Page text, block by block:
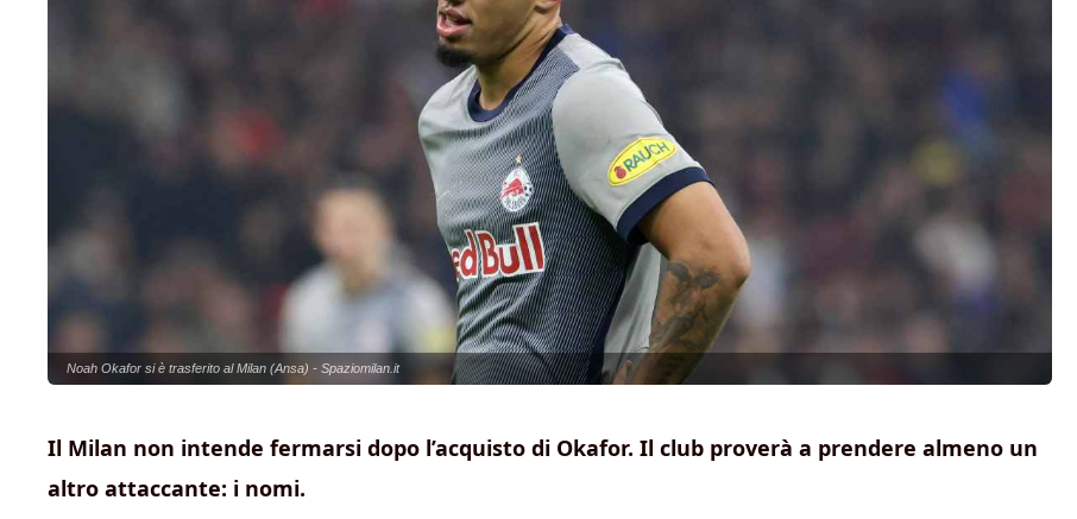
Noah Okafor si è trasferito al Milan (Ansa) - Spaziomilan.it
Il Milan non intende fermarsi dopo l’acquisto di Okafor. Il club proverà a prendere almeno un
altro attaccante: i nomi.